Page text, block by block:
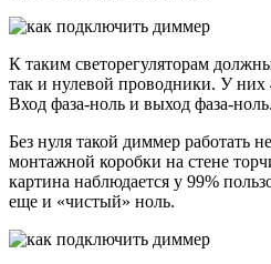
К таким светорегуляторам
так и нулевой проводники. У них
Вход фаза-ноль и выход фаза-ноль.
Без нуля такой диммер работать
монтажной коробки на стене
картина наблюдается у 99%
еще и «чистый» ноль.